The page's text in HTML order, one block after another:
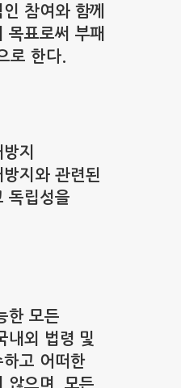
참여와 함께
목표로써 부패
로 한다.
지
지와 관련된
독립성을
한 모든
내외 법령 및
고 어떠한
않으며, 모든